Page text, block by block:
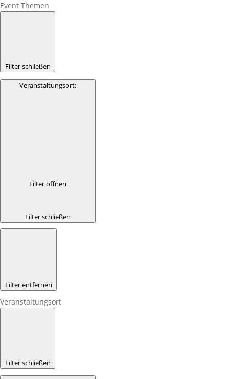
Event Themen
Filter schließen
Veranstaltungsort:
Filter öffnen
Filter schließen
Filter entfernen
Veranstaltungsort
Filter schließen